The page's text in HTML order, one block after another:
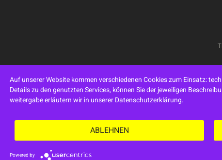
Auf unserer Website kommen verschiedenen Cookies zum Einsatz:
Details zu den genutzten Services, können Sie der jeweiligen
weitergabe erläutern wir in unserer Datenschutzerklärung.
ABLEHNEN
Powered by